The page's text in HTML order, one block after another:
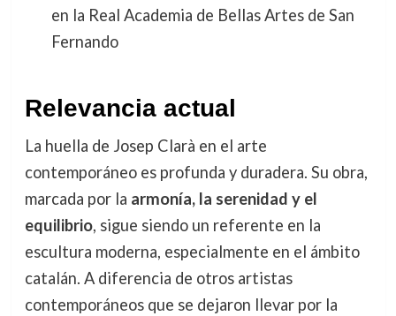
en la Real Academia de Bellas Artes de San
Fernando
Relevancia actual
La huella de Josep Clarà en el arte
contemporáneo es profunda y duradera. Su obra,
marcada por la armonía, la serenidad y el
equilibrio, sigue siendo un referente en la
escultura moderna, especialmente en el ámbito
catalán. A diferencia de otros artistas
contemporáneos que se dejaron llevar por la